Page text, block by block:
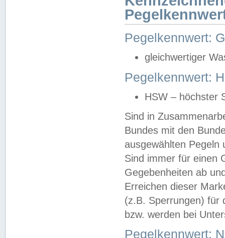
Pegelkennwert:
gleichwertiger
Pegelkennwert:
HSW – höchster
Sind in
Bundes mit den
ausgewählten
Sind immer für einen
Gegebenheiten ab
Erreichen dieser
(z.B. Sperrungen) für
bzw. werden bei
Pegelkennwert: